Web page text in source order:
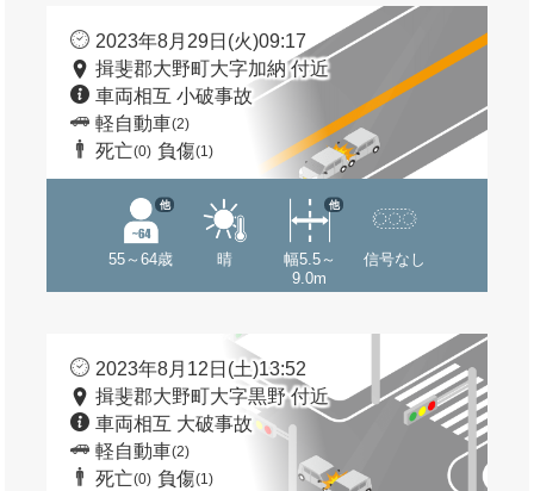
2023年8月29日(火)09:17
揖斐郡大野町大字加納 付近
車両相互 小破事故
軽自動車(2)
死亡(0) 負傷(1)
55～64歳
他
晴
幅5.5～
9.0m
他
信号なし
2023年8月12日(土)13:52
揖斐郡大野町大字黒野 付近
車両相互 大破事故
軽自動車(2)
死亡(0) 負傷(1)